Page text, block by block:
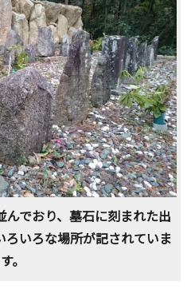
でおり、墓石に刻まれた出
いろな場所が記されていま
す。